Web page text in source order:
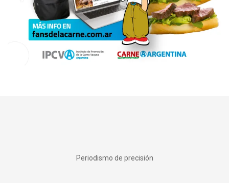
Periodismo de precisión